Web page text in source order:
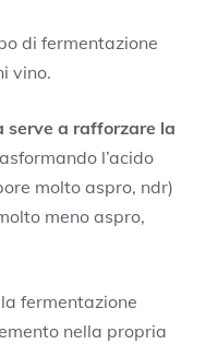
di fermentazione
vino.
serve a rafforzare la
l’acido
molto aspro, ndr)
meno aspro,
fermentazione
nella propria